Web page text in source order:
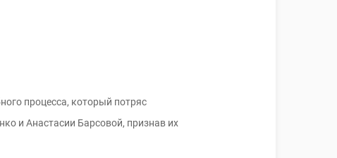
процесса, который потряс
и Анастасии Барсовой, признав их